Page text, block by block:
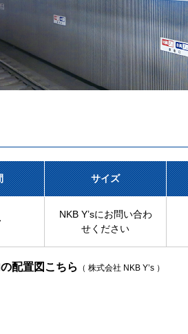
サイズ
NKB Y’sにお問い合わ
せください
配置図こちら （ 株式会社 NKB Y’s ）